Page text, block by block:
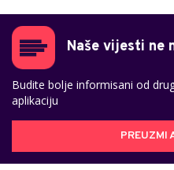
Naše vijesti ne
Budite bolje informisani od
aplikaciju
PREUZMI